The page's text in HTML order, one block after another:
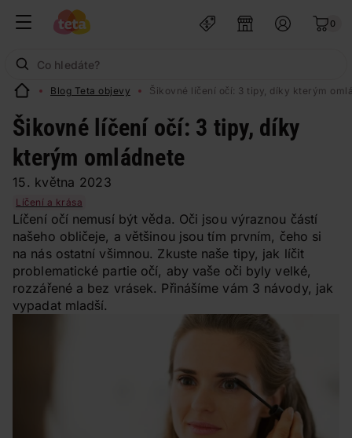
0
Blog Teta objevy Šikovné líčení očí: 3 tipy, díky kterým
Šikovné líčení očí: 3 tipy, díky
kterým omládnete
15. května 2023
Líčení a krása
Líčení očí nemusí být věda. Oči jsou výraznou částí
našeho obličeje, a většinou jsou tím prvním, čeho si
na nás ostatní všimnou. Zkuste naše tipy, jak líčit
problematické partie očí, aby vaše oči byly velké,
rozzářené a bez vrásek. Přinášíme vám 3 návody, jak
vypadat mladší.